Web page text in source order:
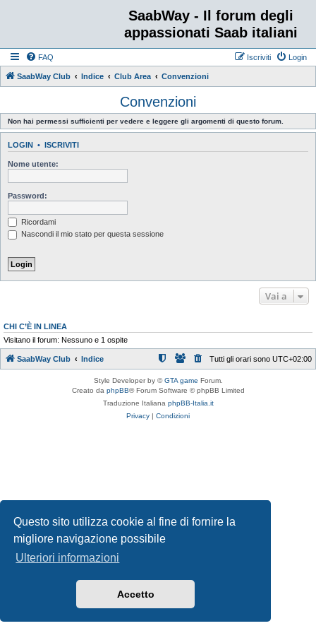
Questo sito utilizza cookie al fine di fornire la
migliore navigazione possibile
Ulteriori informazioni
Accetto
SaabWay - Il forum degli
appassionati Saab italiani
FAQ Login
Iscriviti
SaabWay Club Indice Club Area Convenzioni
Convenzioni
Non hai permessi sufficienti per vedere e leggere gli argomenti di questo forum.
LOGIN • ISCRIVITI
Nome utente:
Password:
Ricordami
Nascondi il mio stato per questa sessione
Vai a
CHI C’È IN LINEA
Visitano il forum: Nessuno e 1 ospite
SaabWay Club Indice Tutti gli orari sono UTC+02:00
Style Developer by ©GTA game Forum.
Creato da phpBB® Forum Software © phpBB Limited
Traduzione Italiana phpBB-Italia.it
Privacy | Condizioni